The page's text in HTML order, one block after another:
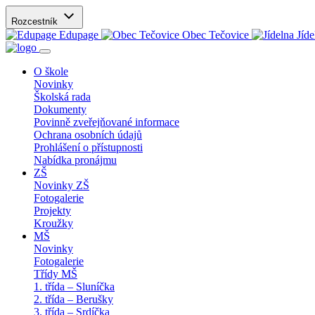
Rozcestník
Edupage Obec Tečovice
O škole
Novinky
Školská rada
Dokumenty
Povinně zveřejňované informace
Ochrana osobních údajů
Prohlášení o přístupnosti
Nabídka pronájmu
ZŠ
Novinky ZŠ
Fotogalerie
Projekty
Kroužky
MŠ
Novinky
Fotogalerie
Třídy MŠ
1. třída – Sluníčka
2. třída – Berušky
3. třída – Srdíčka